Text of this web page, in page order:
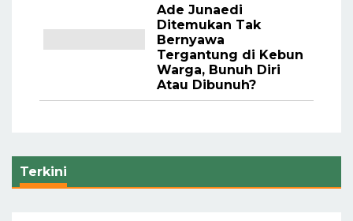
Ade Junaedi
Ditemukan Tak
Bernyawa
Tergantung di Kebun
Warga, Bunuh Diri
Atau Dibunuh?
Terkini